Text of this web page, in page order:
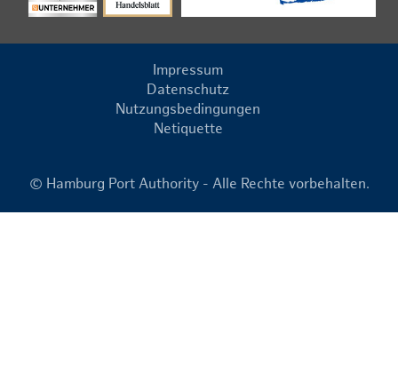
Impressum
Datenschutz
Nutzungsbedingungen
Netiquette
© Hamburg Port Authority - Alle Rechte vorbehalten.